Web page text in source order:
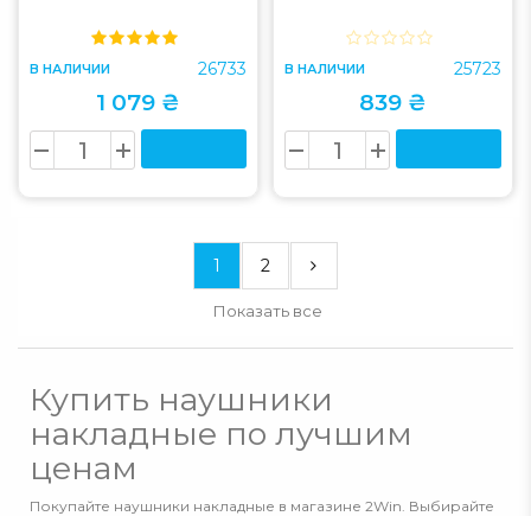
В НАЛИЧИИ 26733
1 079 ₴
В НАЛИЧИИ 25723
839 ₴
Показать все
1 2
Купить наушники
накладные по лучшим
ценам
Покупайте наушники накладные в магазине 2Win. Выбирайте